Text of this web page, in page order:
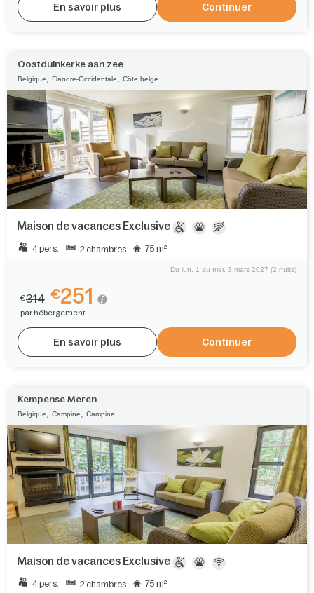
En savoir plus Continuer
Oostduinkerke aan zee
Belgique, Flandre-Occidentale, Côte belge
Maison de vacances Exclusive
4 pers. 2 chambres 75 m²
Du lun. 1 au mer. 3 mars 2027 (2 nuits)
€314 €251
par hébergement
En savoir plus Continuer
Kempense Meren
Belgique, Campine, Campine
Maison de vacances Exclusive
4 pers. 2 chambres 75 m²